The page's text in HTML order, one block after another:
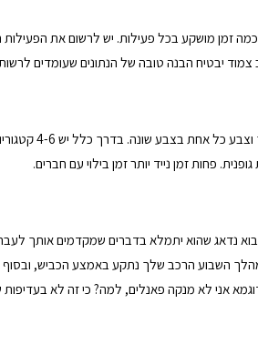
זמן מושקע בכל פעילות. יש לרשום את
שעומדים לרשותך. יש 168 שעות בשבוע, מה קורה בהן? (ניתן להשיג טבלת מעקב ממני, מצורף
חלק
פחות זמן נייד יותר זמן בילוי עם חברים.
השבוע הרכב שלך נתקע באמצע הכביש, ובסוף
למה? כי זה לא בעדיפות שלי. מבטיחה שאם מישהו יציע לי 100000 ₪ אני